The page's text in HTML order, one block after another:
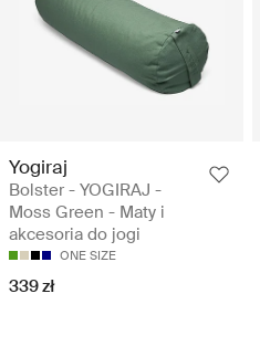
Yogiraj
Bolster - YOGIRAJ -
Moss Green - Maty i
akcesoria do jogi
ONE SIZE
339 zł